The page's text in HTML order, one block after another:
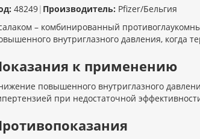
48249| Производитель: Pfizer/Бельгия
– комбинированный
внутриглазного давления, когда
к применению
повышенного внутриглазного
при недостаточной